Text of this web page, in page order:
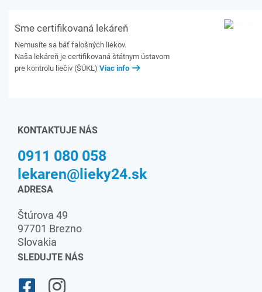
Sme certifikovaná lekáreň
Nemusíte sa báť falošných liekov.
Naša lekáreň je certifikovaná štátnym ústavom
pre kontrolu liečiv (ŠÚKL) Viac info
KONTAKTUJE NÁS
0911 080 058
lekaren@lieky24.sk
ADRESA
Štúrova 49
97701 Brezno
Slovakia
SLEDUJTE NÁS